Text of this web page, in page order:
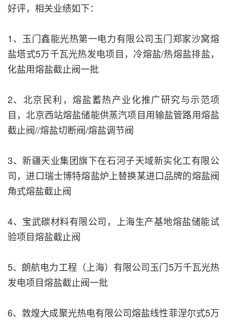
好评，相关业绩如下：
1、玉门鑫能光热第一电力有限公司玉门郑家沙窝熔
盐塔式5万千瓦光热发电项目，冷熔盐/热熔盐排盐，
化盐用熔盐截止阀一批
2、北京民利，熔盐蓄热产业化推广研究与示范项
目，北京西站熔盐储能供蒸汽项目用输盐管路用熔盐
截止阀//熔盐切断阀/熔盐调节阀
3、新疆天业集团旗下在石河子天域新实化工有限公
司，进口瑞士博特熔盐炉上替换某进口品牌的熔盐阀
角式熔盐截止阀
4、宝武碳材料有限公司，上海生产基地熔盐储能试
验项目熔盐截止阀
5、朗航电力工程（上海）有限公司玉门5万千瓦光热
发电项目熔盐截止阀一批
6、敦煌大成聚光热电有限公司熔盐线性菲涅尔式5万